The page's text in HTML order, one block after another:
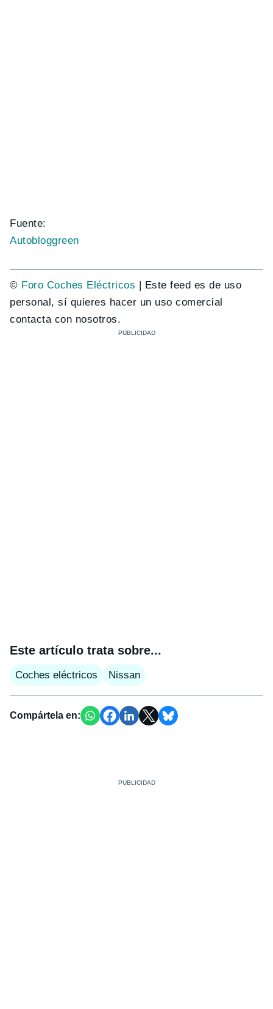
Fuente:
Autobloggreen
© Foro Coches Eléctricos | Este feed es de uso
personal, sí quieres hacer un uso comercial
contacta con nosotros.
Este artículo trata sobre...
Coches eléctricos Nissan
Compártela en: